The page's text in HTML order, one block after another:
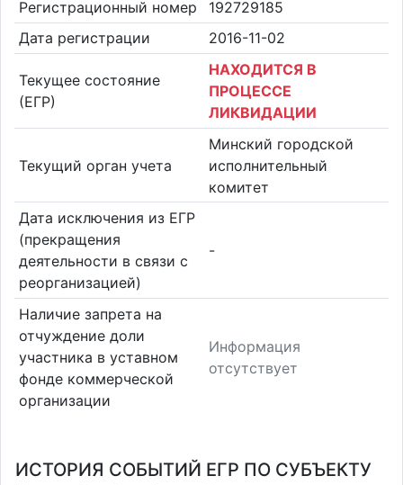
Регистрационный номер
192729185
Дата регистрации
2016-11-02
Текущее состояние
(ЕГР)
НАХОДИТСЯ В
ПРОЦЕССЕ
ЛИКВИДАЦИИ
Текущий орган учета
Минский городской
исполнительный
комитет
Дата исключения из ЕГР
(прекращения
деятельности в связи с
реорганизацией)
-
Наличие запрета на
отчуждение доли
участника в уставном
фонде коммерческой
организации
Информация
отсутствует
ИСТОРИЯ СОБЫТИЙ ЕГР ПО СУБЪЕКТУ